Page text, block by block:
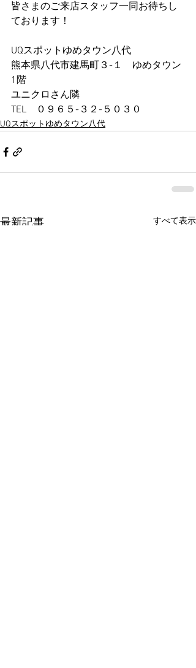
皆さまのご来店スタッフ一同お待ちし
ております！
UQスポットゆめタウン八代
熊本県八代市建馬町３-１　ゆめタウン
1階
ユニクロさん隣
TEL　０９６５-３２-５０３０
UQスポットゆめタウン八代
最新記事 すべて表示